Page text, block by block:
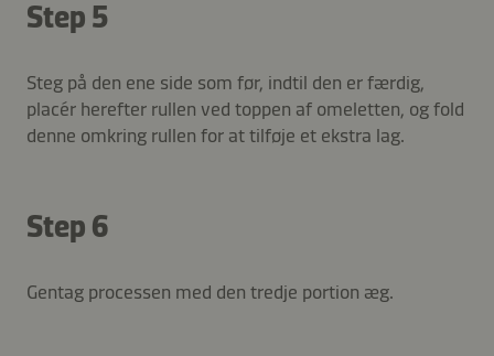
Step 5
Steg på den ene side som før, indtil den er færdig,
placér herefter rullen ved toppen af omeletten, og fold
denne omkring rullen for at tilføje et ekstra lag.
Step 6
Gentag processen med den tredje portion æg.